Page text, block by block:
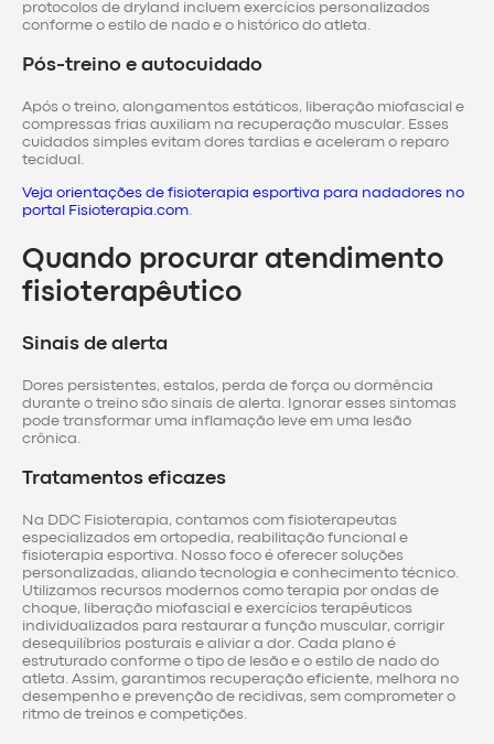
protocolos de dryland incluem exercícios personalizados
conforme o estilo de nado e o histórico do atleta.
Pós-treino e autocuidado
Após o treino, alongamentos estáticos, liberação miofascial e
compressas frias auxiliam na recuperação muscular. Esses
cuidados simples evitam dores tardias e aceleram o reparo
tecidual.
Veja orientações de fisioterapia esportiva para nadadores no
portal Fisioterapia.com
Quando procurar atendimento
fisioterapêutico
Sinais de alerta
Dores persistentes, estalos, perda de força ou dormência
durante o treino são sinais de alerta. Ignorar esses sintomas
pode transformar uma inflamação leve em uma lesão
crônica.
Tratamentos eficazes
Na DDC Fisioterapia, contamos com fisioterapeutas
especializados em ortopedia, reabilitação funcional e
fisioterapia esportiva. Nosso foco é oferecer soluções
personalizadas, aliando tecnologia e conhecimento técnico.
Utilizamos recursos modernos como terapia por ondas de
choque, liberação miofascial e exercícios terapêuticos
individualizados para restaurar a função muscular, corrigir
desequilíbrios posturais e aliviar a dor. Cada plano é
estruturado conforme o tipo de lesão e o estilo de nado do
atleta. Assim, garantimos recuperação eficiente, melhora no
desempenho e prevenção de recidivas, sem comprometer o
ritmo de treinos e competições.